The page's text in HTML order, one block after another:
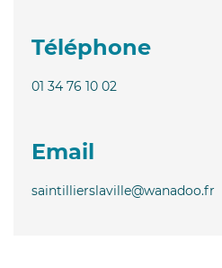
Téléphone
01 34 76 10 02
Email
saintillierslaville@wanadoo.fr